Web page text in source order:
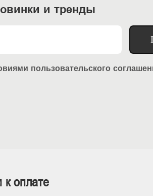
и тренды
пользовательского
оплате